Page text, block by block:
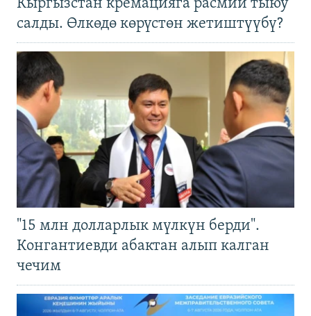
Кыргызстан кремацияга расмий тыюу
салды. Өлкөдө көрүстөн жетиштүүбү?
"15 млн долларлык мүлкүн берди".
Конгантиевди абактан алып калган
чечим